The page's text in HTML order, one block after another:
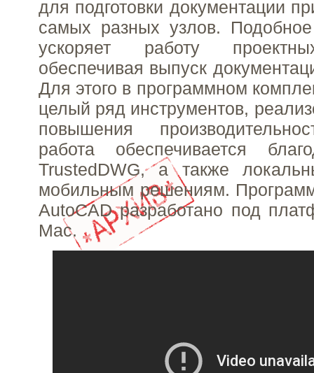
для подготовки документации
самых разных узлов.
ускоряет работу
обеспечивая выпуск
Для этого в программном
целый ряд инструментов,
повышения
работа обеспечивается
TrustedDWG, а также
мобильным решениям.
AutoCAD разработано под
Mac.